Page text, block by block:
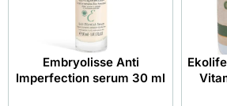
Embryolisse Anti
Imperfection serum 30 ml